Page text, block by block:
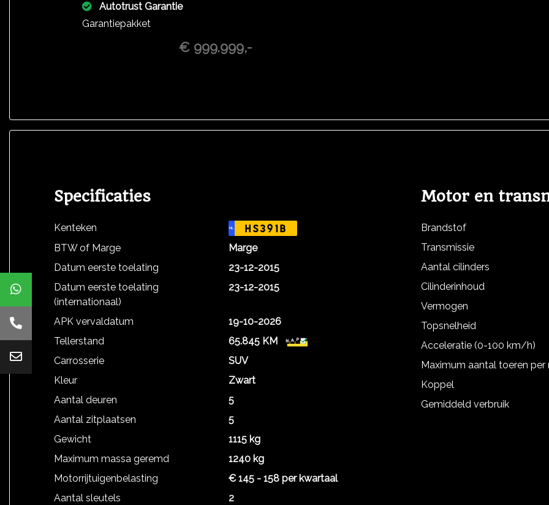
Autotrust Garantie
Garantiepakket
€ 999.999,-
Specificaties
Kenteken NL HS391B
BTW of Marge
Marge
Datum eerste toelating
23-12-2015
Datum eerste toelating
(internationaal)
23-12-2015
APK vervaldatum
19-10-2026
Tellerstand
65.845 KM
Carrosserie
SUV
Kleur
Zwart
Aantal deuren
5
Aantal zitplaatsen
5
Gewicht
1115 kg
Maximum massa geremd
1240 kg
Motorrijtuigenbelasting
€ 145 - 158 per kwartaal
Aantal sleutels
2
Motor en
Brandstof
Transmissie
Aantal cilinders
Cilinderinhoud
Vermogen
Topsnelheid
Acceleratie (0-100 km/h)
Maximum aantal toeren per
Koppel
Gemiddeld verbruik